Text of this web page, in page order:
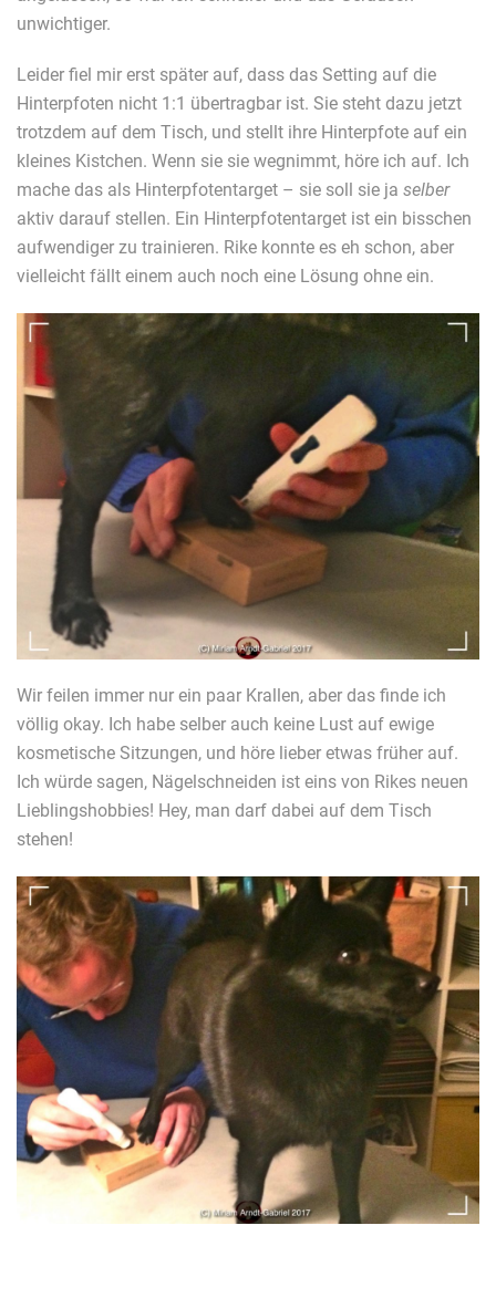
unwichtiger.
Leider fiel mir erst später auf, dass das Setting auf die
Hinterpfoten nicht 1:1 übertragbar ist. Sie steht dazu jetzt
trotzdem auf dem Tisch, und stellt ihre Hinterpfote auf ein
kleines Kistchen. Wenn sie sie wegnimmt, höre ich auf. Ich
mache das als Hinterpfotentarget – sie soll sie ja selber
aktiv darauf stellen. Ein Hinterpfotentarget ist ein bisschen
aufwendiger zu trainieren. Rike konnte es eh schon, aber
vielleicht fällt einem auch noch eine Lösung ohne ein.
Wir feilen immer nur ein paar Krallen, aber das finde ich
völlig okay. Ich habe selber auch keine Lust auf ewige
kosmetische Sitzungen, und höre lieber etwas früher auf.
Ich würde sagen, Nägelschneiden ist eins von Rikes neuen
Lieblingshobbies! Hey, man darf dabei auf dem Tisch
stehen!